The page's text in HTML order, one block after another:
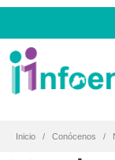
Inicio Conócenos